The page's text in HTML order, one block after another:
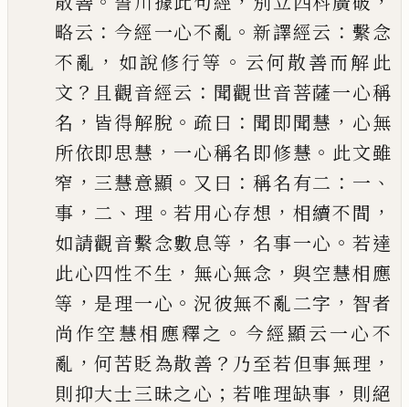
略云 ： 今經一心不亂 。新譯經云 ： 繫念
不亂 ， 如說修行等 。 云何散善而解此
文 ？ 且觀音經云 ： 聞觀世音菩薩一心稱
名 ， 皆得解脫 。 疏曰 ： 聞即聞慧 ， 心無
所依即思慧 ， 一心稱名即修慧 。 此文雖
窄 ， 三慧意顯 。 又曰 ：稱名有二 ： 一 、
事 ， 二 、 理 。若用心存想 ， 相續不間 ，
如請觀音繫念數息等 ，名事一心 。 若達
此心四性不生 ， 無心無念 ， 與空慧相應
等 ， 是理一心 。況彼無不亂二字 ， 智者
尚作空慧相應釋之 。 今經顯云一心不
亂 ，何苦貶為散善 ？ 乃至若但事無理 ，
則抑大士三昧之心 ； 若唯理缺事 ， 則絕